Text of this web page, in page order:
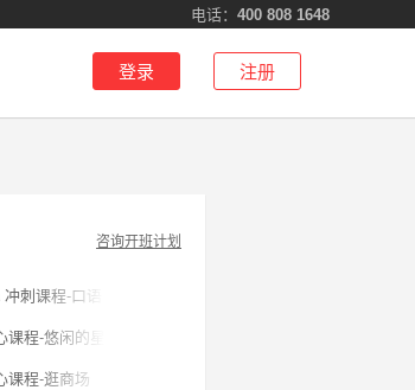
电话： 400 808 1648
登录 注册
咨询开班计划
刺课程-口语 L2 - Tâche 2 · 提问方法与互动逻辑
程-悠闲的星期天
课程-逛商场